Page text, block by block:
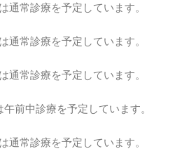
通常診療を予定しています。
通常診療を予定しています。
通常診療を予定しています。
前中診療を予定しています。
通常診療を予定しています。